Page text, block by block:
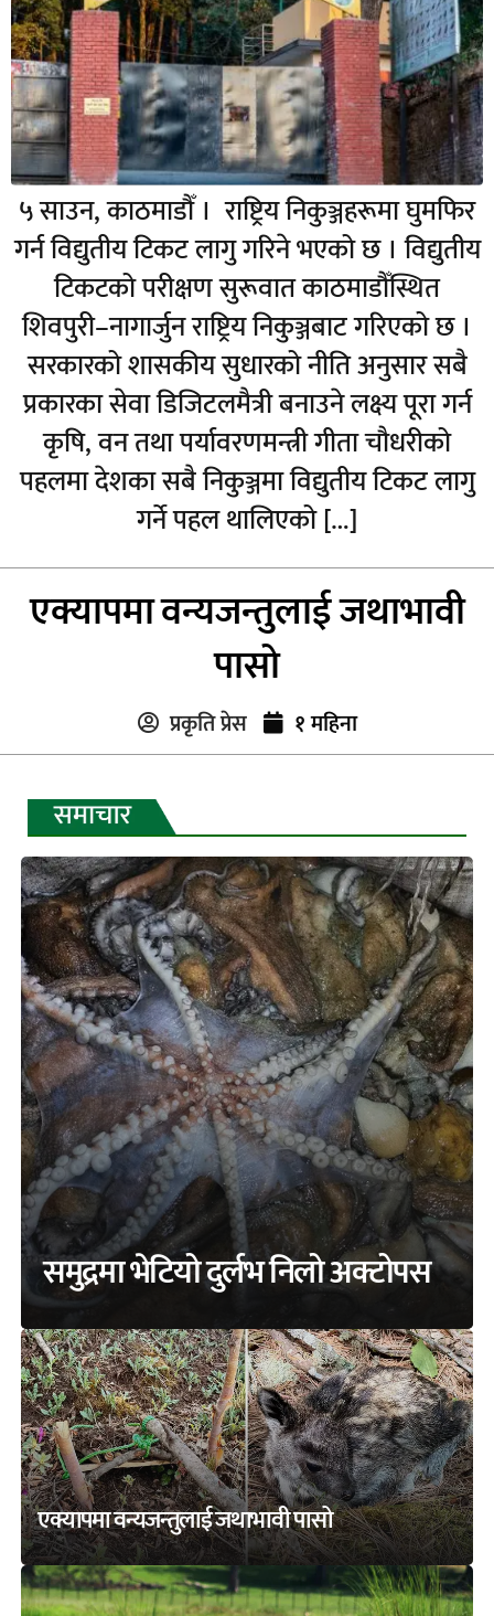
५ साउन, काठमाडौँ । राष्ट्रिय निकुञ्जहरूमा घुमफिर
गर्न विद्युतीय टिकट लागु गरिने भएको छ । विद्युतीय
टिकटको परीक्षण सुरूवात काठमाडौँस्थित
शिवपुरी–नागार्जुन राष्ट्रिय निकुञ्जबाट गरिएको छ ।
सरकारको शासकीय सुधारको नीति अनुसार सबै
प्रकारका सेवा डिजिटलमैत्री बनाउने लक्ष्य पूरा गर्न
कृषि, वन तथा पर्यावरणमन्त्री गीता चौधरीको
पहलमा देशका सबै निकुञ्जमा विद्युतीय टिकट लागु
गर्ने पहल थालिएको […]
एक्यापमा वन्यजन्तुलाई जथाभावी
पासो
प्रकृति प्रेस १ महिना
समुद्रमा भेटियो दुर्लभ निलो अक्टोपस
एक्यापमा वन्यजन्तुलाई जथाभावी पासो